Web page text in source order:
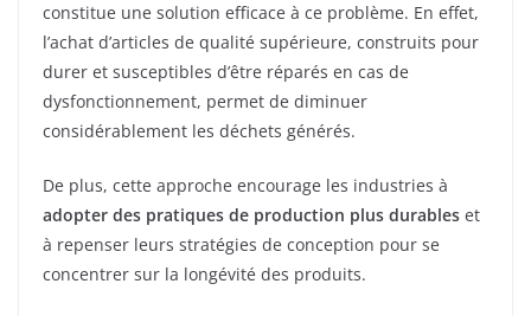
constitue une solution efficace à ce problème. En effet,
l’achat d’articles de qualité supérieure, construits pour
durer et susceptibles d’être réparés en cas de
dysfonctionnement, permet de diminuer
considérablement les déchets générés.
De plus, cette approche encourage les industries à
adopter des pratiques de production plus durables et
à repenser leurs stratégies de conception pour se
concentrer sur la longévité des produits.